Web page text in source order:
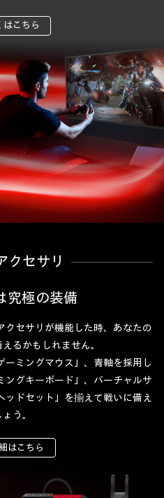
はこちら
クセサリ
究極の装備
クセサリが機能した時、あなたの
るかもしれません。
ーミングマウス」、青軸を採用し
グキーボード」、 バーチャルサ
ッドセット」を揃えて戦いに備え
う。
はこちら